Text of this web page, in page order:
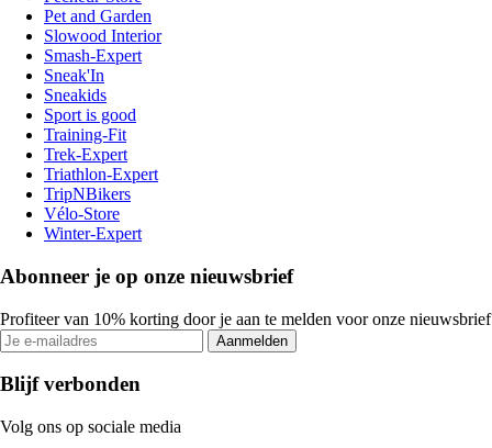
Pet and Garden
Slowood Interior
Smash-Expert
Sneak'In
Sneakids
Sport is good
Training-Fit
Trek-Expert
Triathlon-Expert
TripNBikers
Vélo-Store
Winter-Expert
Abonneer je op onze nieuwsbrief
Profiteer van 10% korting door je aan te melden voor onze nieuwsbrief
Aanmelden
Blijf verbonden
Volg ons op sociale media